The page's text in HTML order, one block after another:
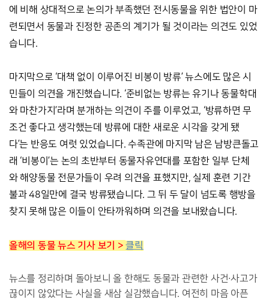
에 비해 상대적으로 논의가 부족했던 전시동물을 위한 법안이 마
련되면서 동물과 진정한 공존의 계기가 될 것이라는 의견도 있었
습니다.
마지막으로 ‘대책 없이 이루어진 비봉이 방류’ 뉴스에도 많은 시
민들이 의견을 개진했습니다. ‘준비없는 방류는 유기나 동물학대
와 마찬가지’라며 분개하는 의견이 주를 이루었고, ‘방류하면 무
조건 좋다고 생각했는데 방류에 대한 새로운 시각을 갖게 됐
다’는 반응도 여럿 있었습니다. 수족관에 마지막 남은 남방큰돌고
래 ‘비봉이’는 논의 초반부터 동물자유연대를 포함한 일부 단체
와 해양동물 전문가들이 우려 의견을 표했지만, 실제 훈련 기간
불과 48일만에 결국 방류됐습니다. 그 뒤 두 달이 넘도록 행방을
찾지 못해 많은 이들이 안타까워하며 의견을 보내왔습니다.
올해의 동물 뉴스 기사 보기 > 클릭
뉴스를 정리하며 돌아보니 올 한해도 동물과 관련한 사건∙사고가
끊이지 않았다는 사실을 새삼 실감했습니다. 여전히 마음 아픈